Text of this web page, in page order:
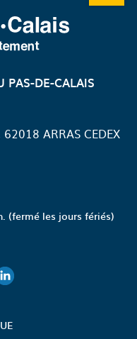
PAS-DE-CALAIS
ARRAS CEDEX
(fermé les jours fériés)
VERS LA PAGE
VERS LA
FENÊTRE VERS LA
FENÊTRE VERS
FENÊTRE